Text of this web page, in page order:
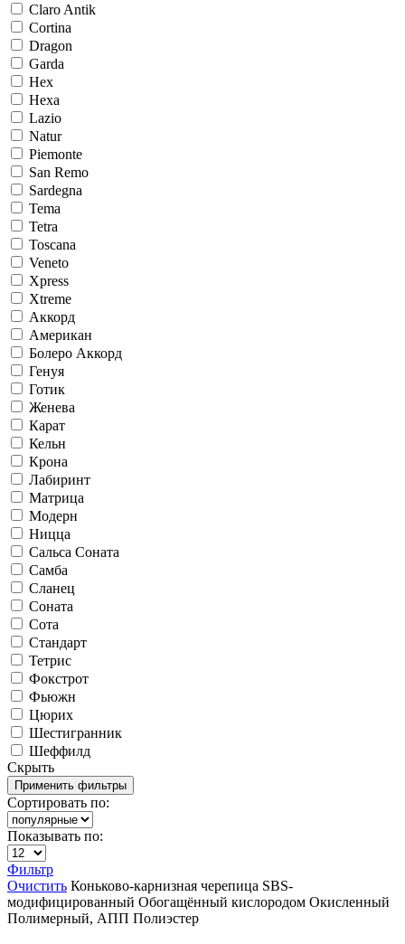
Claro Antik
Cortina
Dragon
Garda
Hex
Hexa
Lazio
Natur
Piemonte
San Remo
Sardegna
Tema
Tetra
Toscana
Veneto
Xpress
Xtreme
Аккорд
Американ
Болеро Аккорд
Генуя
Готик
Женева
Карат
Кельн
Крона
Лабиринт
Матрица
Модерн
Ницца
Сальса Соната
Самба
Сланец
Соната
Сота
Стандарт
Тетрис
Фокстрот
Фьюжн
Цюрих
Шестигранник
Шеффилд
Скрыть
Сортировать по:
Показывать по:
Фильтр
Очистить Коньково-карнизная черепица SBS-
модифицированный Обогащённый кислородом Окисленный
Полимерный, АПП Полиэстер